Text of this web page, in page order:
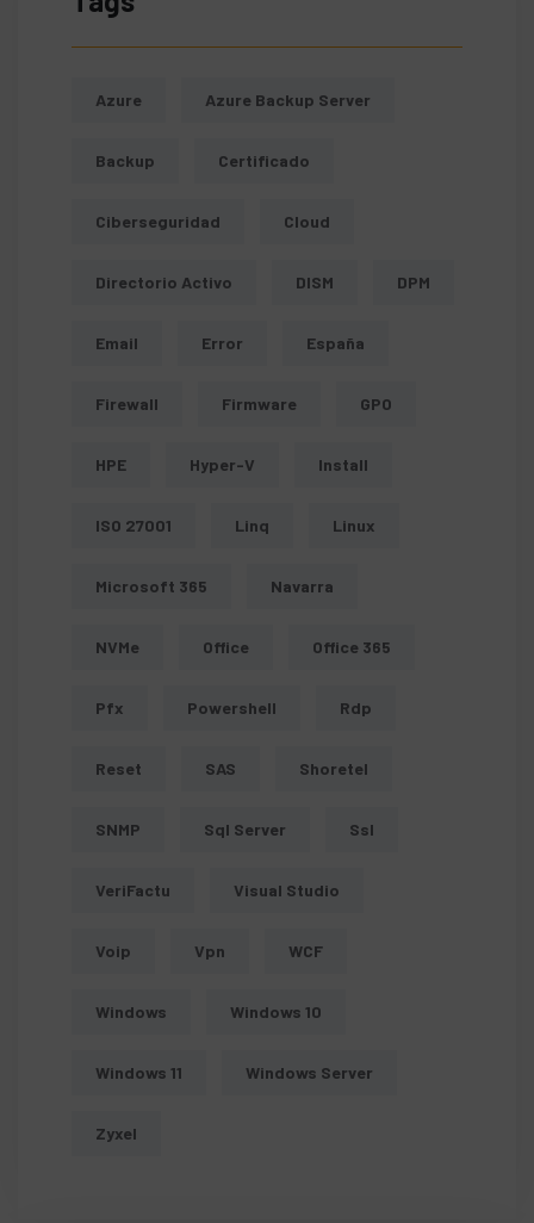
Azure Azure Backup Server
Backup Certificado
Ciberseguridad Cloud
Directorio Activo DISM DPM
Email Error España
Firewall Firmware GPO
HPE Hyper-V Install
ISO 27001 Linq Linux
Microsoft 365 Navarra
NVMe Office Office 365
Pfx Powershell Rdp
Reset SAS Shoretel
SNMP Sql Server Ssl
VeriFactu Visual Studio
Voip Vpn WCF
Windows Windows 10
Windows 11 Windows Server
Zyxel